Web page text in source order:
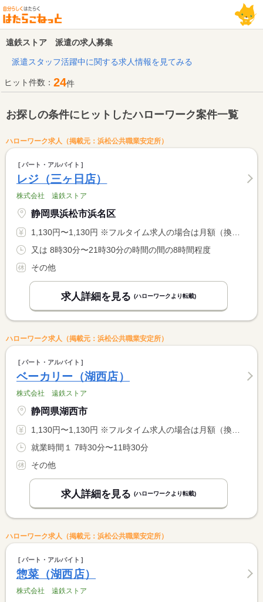
遠鉄ストア 派遣の求人募集
派遣スタッフ活躍中に関する求人情報を見てみる
ヒット件数： 24件
お探しの条件にヒットしたハローワーク案件一覧
ハローワーク求人（掲載元：浜松公共職業安定所）
パート・アルバイト
レジ（三ヶ日店）
株式会社 遠鉄ストア
静岡県浜松市浜名区
1,130円〜1,130円 ※フルタイム求人の場合は月額（換算額）、パート求人の場合は時間額を表示しています。
又は 8時30分〜21時30分の時間の間の8時間程度
その他
求人詳細を見る (ハローワークより転載)
ハローワーク求人（掲載元：浜松公共職業安定所）
パート・アルバイト
ベーカリー（湖西店）
株式会社 遠鉄ストア
静岡県湖西市
1,130円〜1,130円 ※フルタイム求人の場合は月額（換算額）、パート求人の場合は時間額を表示しています。
就業時間１ 7時30分〜11時30分
その他
求人詳細を見る (ハローワークより転載)
ハローワーク求人（掲載元：浜松公共職業安定所）
パート・アルバイト
惣菜（湖西店）
株式会社 遠鉄ストア